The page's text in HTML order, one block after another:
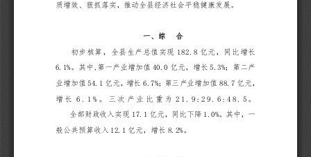
质增效、 狠抓落实， 推动全县经济社会平稳健康发展。
一、 综
合
初步 核算 ， 全县 生产 总值 实现 182. 8 亿元 ， 同 比 增长
6. 1%。 其 中 , 第 一产业增加值 40. 0 亿元， 增长 5. 3%； 第 二产
业增加值 54. 1 亿元，增长 6. 7%；第三 产业增加值 88. 7 亿元，
增 长 6 1 %。 三 次 产 业 比 重 为 2 1 9 : 2 9 6 : 4 8 5 。
全部财政收入实现 17. 1 亿元， 同 比 下 降 1. 0%。其 中 ，一
般公共预算收入 12. 1 亿元， 增长 8. 2%。